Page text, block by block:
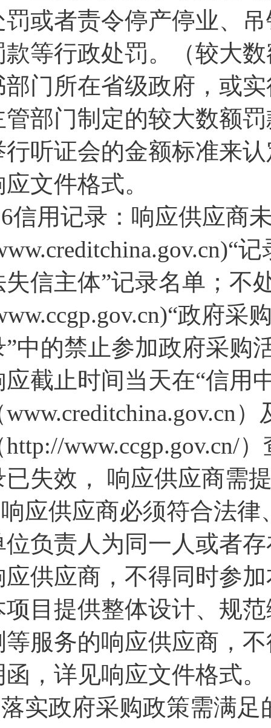
罚或者责令停产停业、
款等行政处罚。（较大
部门所在省级政府，或
管部门制定的较大数额
行听证会的金额标准来
文件格式。
信用记录：响应供应商
失信主体”记录名单；不
政府采
”中的禁止参加政府采购
应截止时间当天在“信用
www.creditchina.gov.cn
http://www.ccgp.gov.cn/
已失效， 响应供应商需
应供应商必须符合法
位负责人为同一人或者
应供应商，不得同时参
项目提供整体设计、规
等服务的响应供应商，
函，详见响应文件格式。
实政府采购政策需满足